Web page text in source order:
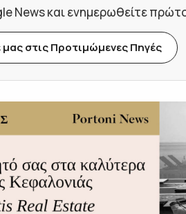
και ενημερωθείτε πρώτοι
στις Προτιμώμενες Πηγές